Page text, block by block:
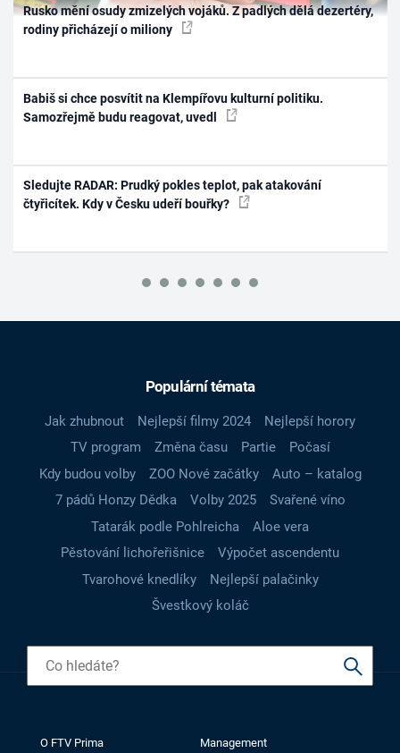
Rusko mění osudy zmizelých vojáků. Z padlých dělá dezertéry,
rodiny přicházejí o miliony
Babiš si chce posvítit na Klempířovu kulturní politiku.
Samozřejmě budu reagovat, uvedl
Sledujte RADAR: Prudký pokles teplot, pak atakování
čtyřicítek. Kdy v Česku udeří bouřky?
Populární témata
Jak zhubnout Nejlepší filmy 2024
Nejlepší horory
TV program
Změna času Partie
Počasí
Kdy budou volby
ZOO Nové začátky
Auto – katalog
7 pádů Honzy Dědka
Volby 2025
Svařené víno
Tatarák podle Pohlreicha
Aloe vera
Pěstování lichořeřišnice
Výpočet ascendentu
Tvarohové knedlíky
Nejlepší palačinky
Švestkový koláč
O FTV Prima Management